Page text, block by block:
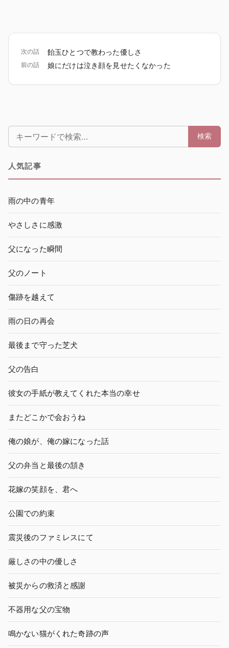
次の話 飴玉ひとつで教わった優しさ
前の話 娘にだけは泣き顔を見せたくなかった
検索: 検索
人気記事
雨の中の青年
やさしさに感激
父になった瞬間
父のノート
傷跡を越えて
雨の日の再会
最後まで守った芝犬
父の告白
彼女の手紙が教えてくれた本当の幸せ
またどこかで会おうね
俺の娘が、俺の嫁になった話
父の弁当と最後の頷き
花嫁の笑顔を、君へ
公園での約束
震災後のファミレスにて
厳しさの中の優しさ
被災からの救済と感謝
不器用な父の宝物
鳴かない猫がくれた奇跡の声